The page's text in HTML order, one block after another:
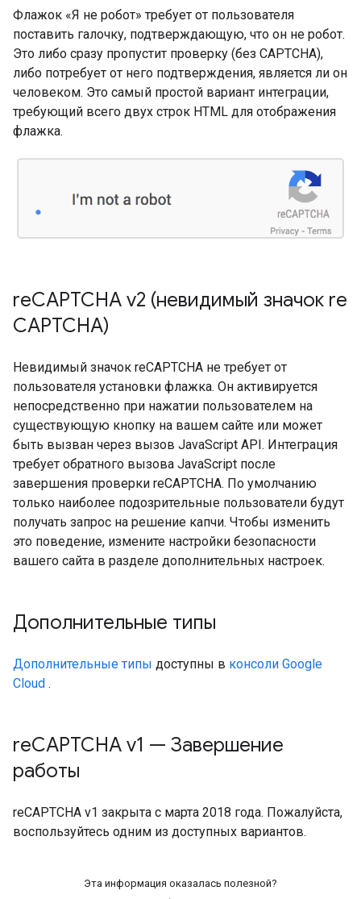
Флажок «Я не робот» требует от пользователя
поставить галочку, подтверждающую, что он не робот.
Это либо сразу пропустит проверку (без CAPTCHA),
либо потребует от него подтверждения, является ли он
человеком. Это самый простой вариант интеграции,
требующий всего двух строк HTML для отображения
флажка.
reCAPTCHA v2 (невидимый значок re
CAPTCHA)
Невидимый значок reCAPTCHA не требует от
пользователя установки флажка. Он активируется
непосредственно при нажатии пользователем на
существующую кнопку на вашем сайте или может
быть вызван через вызов JavaScript API. Интеграция
требует обратного вызова JavaScript после
завершения проверки reCAPTCHA. По умолчанию
только наиболее подозрительные пользователи будут
получать запрос на решение капчи. Чтобы изменить
это поведение, измените настройки безопасности
вашего сайта в разделе дополнительных настроек.
Дополнительные типы
Дополнительные типы доступны в консоли Google
Cloud .
reCAPTCHA v1 — Завершение
работы
reCAPTCHA v1 закрыта с марта 2018 года. Пожалуйста,
воспользуйтесь одним из доступных вариантов.
Эта информация оказалась полезной?